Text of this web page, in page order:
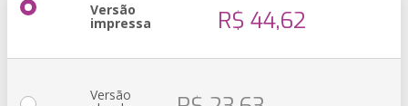
Versão
impressa R$ 44,62
Versão